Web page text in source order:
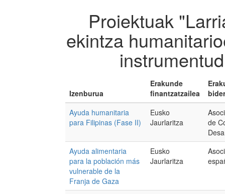
Proiektuak
ekintza
Izenburua
Erakunde
finantzatzailea
Ayuda humanitaria
para Filipinas (Fase II)
Eusko
Jaurlaritza
de
Ayuda alimentaria
para la población más
vulnerable de la
Franja de Gaza
Eusko
Jaurlaritza